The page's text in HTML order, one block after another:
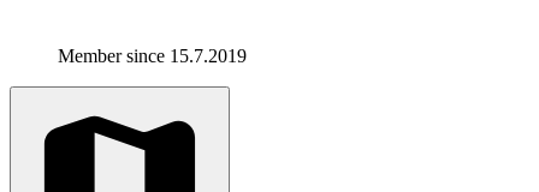
Member since 15.7.2019